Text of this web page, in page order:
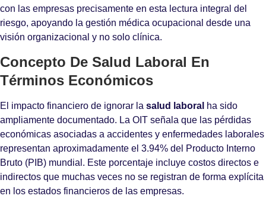
con las empresas precisamente en esta lectura integral del
riesgo, apoyando la gestión médica ocupacional desde una
visión organizacional y no solo clínica.
Concepto De Salud Laboral En
Términos Económicos
El impacto financiero de ignorar la salud laboral ha sido
ampliamente documentado. La OIT señala que las pérdidas
económicas asociadas a accidentes y enfermedades laborales
representan aproximadamente el 3.94% del Producto Interno
Bruto (PIB) mundial. Este porcentaje incluye costos directos e
indirectos que muchas veces no se registran de forma explícita
en los estados financieros de las empresas.